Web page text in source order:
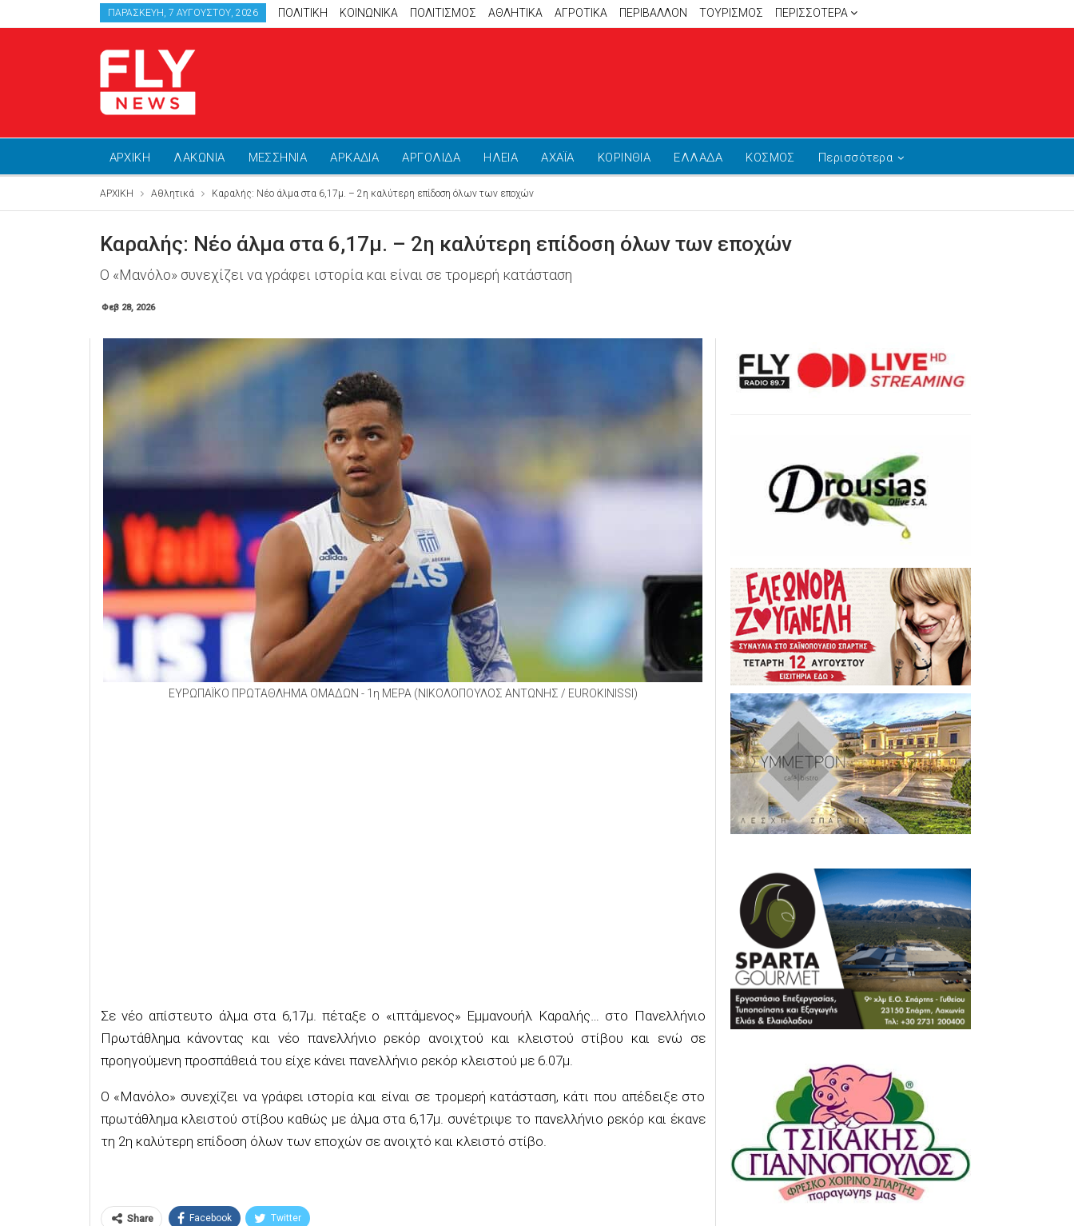
ΠΑΡΑΣΚΕΥΉ, 7 ΑΥΓΟΎΣΤΟΥ, 2026 ΠΟΛΙΤΙΚΗ ΚΟΙΝΩΝΙΚΑ ΠΟΛΙΤΙΣΜΟΣ ΑΘΛΗΤΙΚΆ ΑΓΡΟΤΙΚΑ ΠΕΡΙΒΑΛΛΟΝ ΤΟΥΡΙΣΜΟΣ ΠΕΡΙΣΣΌΤΕΡΑ
ΑΡΧΙΚΗ ΛΑΚΩΝΙΑ ΜΕΣΣΗΝΙΑ ΑΡΚΑΔΙΑ ΑΡΓΟΛΙΔΑ ΗΛΕΙΑ ΑΧΑΪΑ ΚΟΡΙΝΘΙΑ ΕΛΛΑΔΑ ΚΟΣΜΟΣ Περισσότερα
ΑΡΧΙΚΗ Αθλητικά Καραλής: Νέο άλμα στα 6,17μ. – 2η καλύτερη επίδοση όλων των εποχών
Καραλής: Νέο άλμα στα 6,17μ. – 2η καλύτερη επίδοση όλων των εποχών
Ο «Μανόλο» συνεχίζει να γράφει ιστορία και είναι σε τρομερή κατάσταση
Φεβ 28, 2026
ΕΥΡΩΠΑΪΚΟ ΠΡΩΤΑΘΛΗΜΑ ΟΜΑΔΩΝ - 1η ΜΕΡΑ (ΝΙΚΟΛΟΠΟΥΛΟΣ ΑΝΤΩΝΗΣ / EUROKINISSI)
Σε νέο απίστευτο άλμα στα 6,17μ. πέταξε ο «ιπτάμενος» Εμμανουήλ Καραλής… στο Πανελλήνιο
Πρωτάθλημα κάνοντας και νέο πανελλήνιο ρεκόρ ανοιχτού και κλειστού στίβου και ενώ σε
προηγούμενη προσπάθειά του είχε κάνει πανελλήνιο ρεκόρ κλειστού με 6.07μ.
Ο «Μανόλο» συνεχίζει να γράφει ιστορία και είναι σε τρομερή κατάσταση, κάτι που απέδειξε στο
πρωτάθλημα κλειστού στίβου καθώς με άλμα στα 6,17μ. συνέτριψε το πανελλήνιο ρεκόρ και έκανε
τη 2η καλύτερη επίδοση όλων των εποχών σε ανοιχτό και κλειστό στίβο.
Share Facebook Twitter